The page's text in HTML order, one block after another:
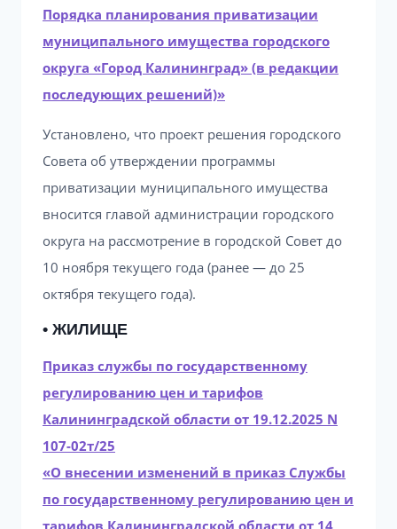
Порядка планирования приватизации
муниципального имущества городского
округа «Город Калининград» (в редакции
последующих решений)»
Установлено, что проект решения городского
Совета об утверждении программы
приватизации муниципального имущества
вносится главой администрации городского
округа на рассмотрение в городской Совет до
10 ноября текущего года (ранее — до 25
октября текущего года).
• ЖИЛИЩЕ
Приказ службы по государственному
регулированию цен и тарифов
Калининградской области от 19.12.2025 N
107-02т/25
«О внесении изменений в приказ Службы
по государственному регулированию цен и
тарифов Калининградской области от 14